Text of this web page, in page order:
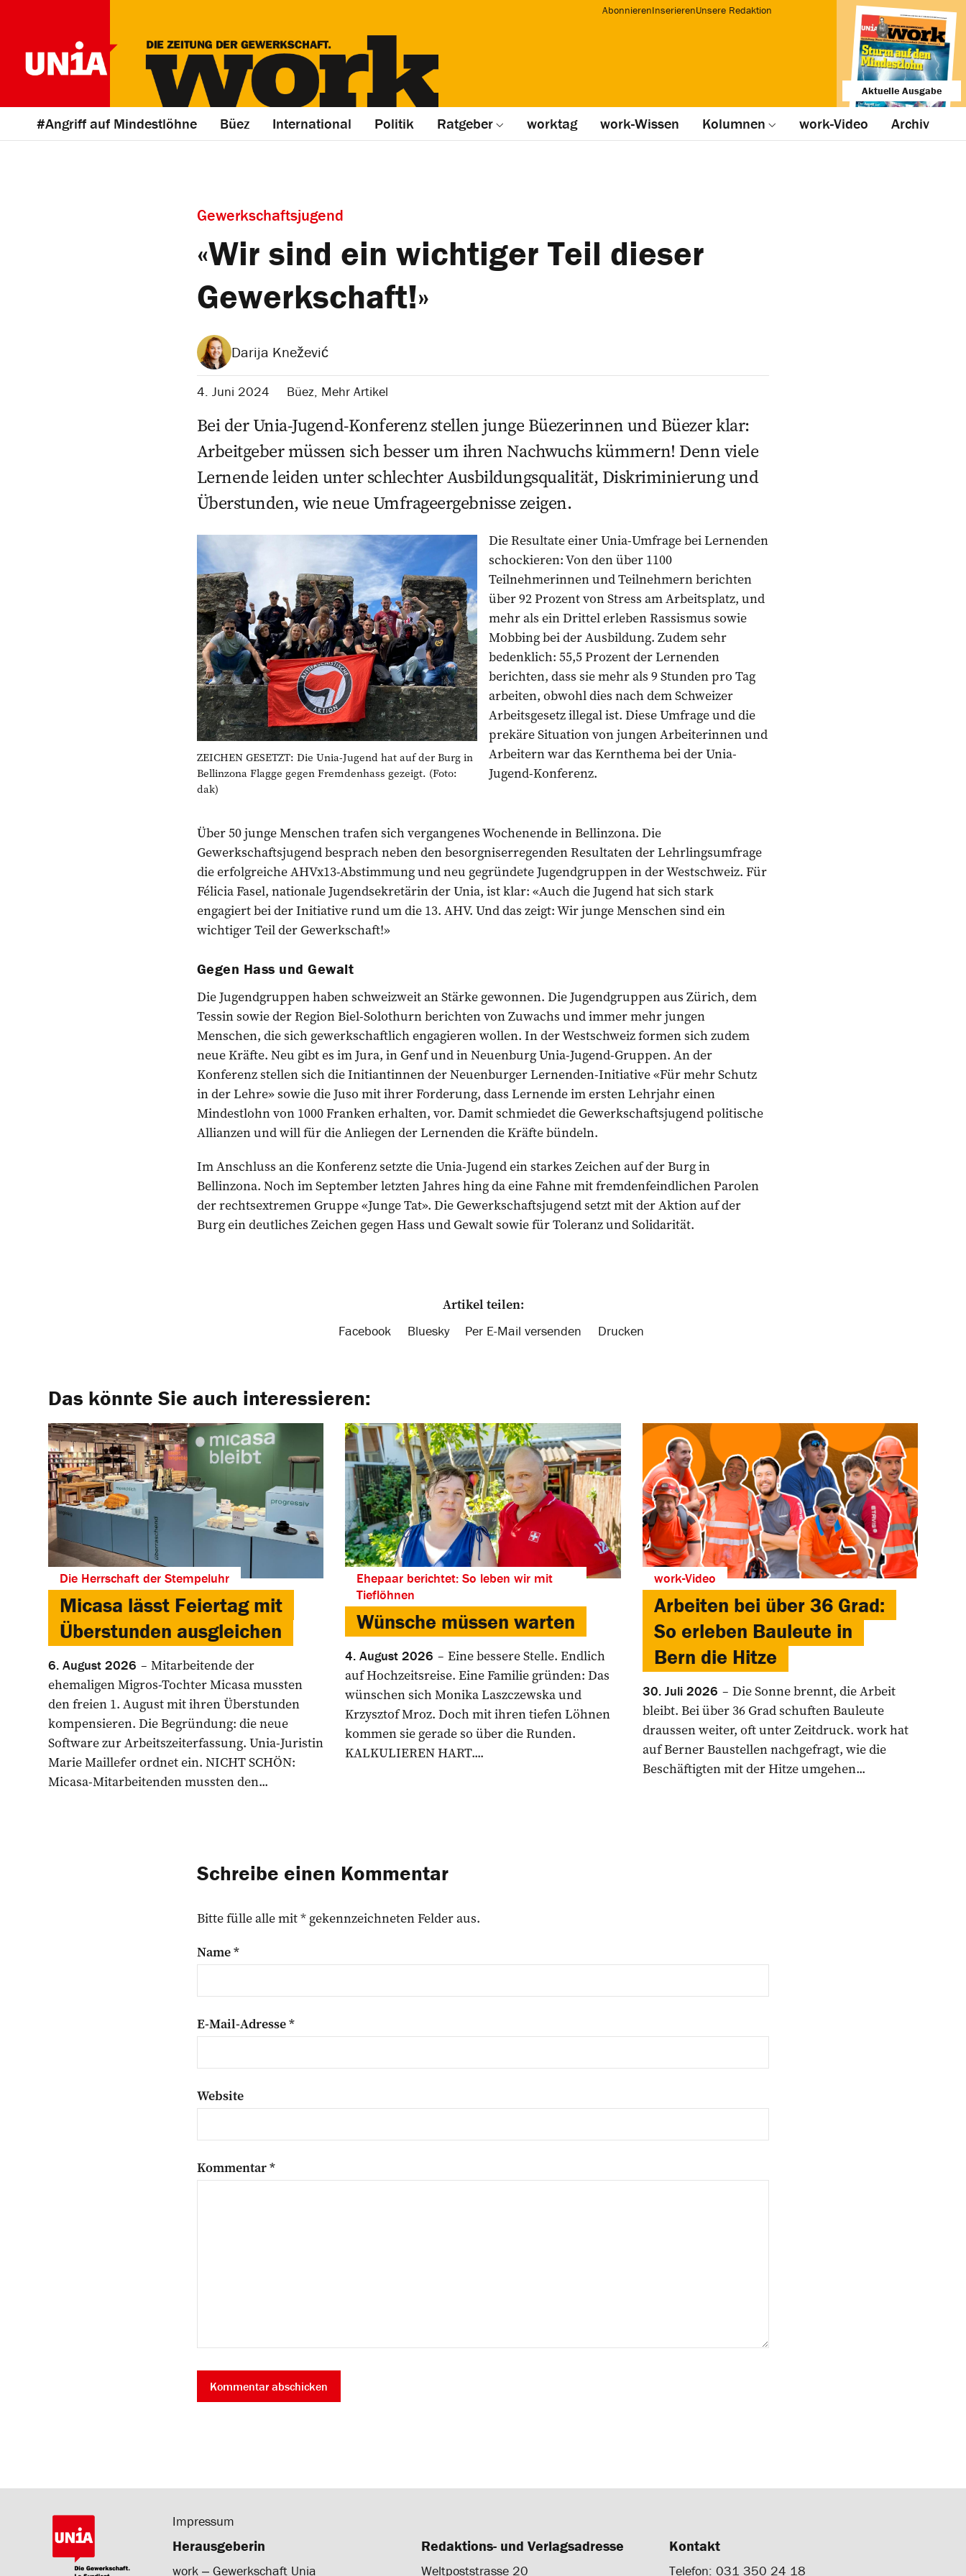
AbonnierenInserierenUnsere Redaktion
Aktuelle Ausgabe
#Angriff auf Mindestlöhne Büez International Politik Ratgeber worktag work-Wissen Kolumnen work-Video Archiv
Gewerkschaftsjugend
«Wir sind ein wichtiger Teil dieser
Gewerkschaft!»
Darija Knežević
4. Juni 2024 Büez, Mehr Artikel
Bei der Unia-Jugend-Konferenz stellen junge Büezerinnen und Büezer klar:
Arbeitgeber müssen sich besser um ihren Nachwuchs kümmern! Denn viele
Lernende leiden unter schlechter Ausbildungsqualität, Diskriminierung und
Überstunden, wie neue Umfrageergebnisse zeigen.
ZEICHEN GESETZT: Die Unia-Jugend hat auf der Burg in
Bellinzona Flagge gegen Fremdenhass gezeigt. (Foto:
dak)
Die Resultate einer Unia-Umfrage bei Lernenden
schockieren: Von den über 1100
Teilnehmerinnen und Teilnehmern berichten
über 92 Prozent von Stress am Arbeitsplatz, und
mehr als ein Drittel erleben Rassismus sowie
Mobbing bei der Ausbildung. Zudem sehr
bedenklich: 55,5 Prozent der Lernenden
berichten, dass sie mehr als 9 Stunden pro Tag
arbeiten, obwohl dies nach dem Schweizer
Arbeitsgesetz illegal ist. Diese Umfrage und die
prekäre Situation von jungen Arbeiterinnen und
Arbeitern war das Kernthema bei der Unia-
Jugend-Konferenz.
Über 50 junge Menschen trafen sich vergangenes Wochenende in Bellinzona. Die
Gewerkschaftsjugend besprach neben den besorgniserregenden Resultaten der Lehrlingsumfrage
die erfolgreiche AHVx13-Abstimmung und neu gegründete Jugendgruppen in der Westschweiz. Für
Félicia Fasel, nationale Jugendsekretärin der Unia, ist klar: «Auch die Jugend hat sich stark
engagiert bei der Initiative rund um die 13. AHV. Und das zeigt: Wir junge Menschen sind ein
wichtiger Teil der Gewerkschaft!»
Gegen Hass und Gewalt
Die Jugendgruppen haben schweizweit an Stärke gewonnen. Die Jugendgruppen aus Zürich, dem
Tessin sowie der Region Biel-Solothurn berichten von Zuwachs und immer mehr jungen
Menschen, die sich gewerkschaftlich engagieren wollen. In der Westschweiz formen sich zudem
neue Kräfte. Neu gibt es im Jura, in Genf und in Neuenburg Unia-Jugend-Gruppen. An der
Konferenz stellen sich die Initiantinnen der Neuenburger Lernenden-Initiative «Für mehr Schutz
in der Lehre» sowie die Juso mit ihrer Forderung, dass Lernende im ersten Lehrjahr einen
Mindestlohn von 1000 Franken erhalten, vor. Damit schmiedet die Gewerkschaftsjugend politische
Allianzen und will für die Anliegen der Lernenden die Kräfte bündeln.
Im Anschluss an die Konferenz setzte die Unia-Jugend ein starkes Zeichen auf der Burg in
Bellinzona. Noch im September letzten Jahres hing da eine Fahne mit fremdenfeindlichen Parolen
der rechtsextremen Gruppe «Junge Tat». Die Gewerkschaftsjugend setzt mit der Aktion auf der
Burg ein deutliches Zeichen gegen Hass und Gewalt sowie für Toleranz und Solidarität.
Artikel teilen:
Facebook Bluesky Per E-Mail versenden Drucken
Das könnte Sie auch interessieren:
Die Herrschaft der Stempeluhr
Micasa lässt Feiertag mit
Überstunden ausgleichen
6. August 2026
Mitarbeitende der
ehemaligen Migros-Tochter Micasa mussten
den freien 1. August mit ihren Überstunden
kompensieren. Die Begründung: die neue
Software zur Arbeitszeiterfassung. Unia-Juristin
Marie Maillefer ordnet ein. NICHT SCHÖN:
Micasa-Mitarbeitenden mussten den...
Ehepaar berichtet: So leben wir mit
Tieflöhnen
Wünsche müssen warten
4. August 2026
Eine bessere Stelle. Endlich
auf Hochzeitsreise. Eine Familie gründen: Das
wünschen sich Monika Laszczewska und
Krzysztof Mroz. Doch mit ihren tiefen Löhnen
kommen sie gerade so über die Runden.
KALKULIEREN HART....
work-Video
Arbeiten bei über 36 Grad:
So erleben Bauleute in
Bern die Hitze
30. Juli 2026
Die Sonne brennt, die Arbeit
bleibt. Bei über 36 Grad schuften Bauleute
draussen weiter, oft unter Zeitdruck. work hat
auf Berner Baustellen nachgefragt, wie die
Beschäftigten mit der Hitze umgehen...
Schreibe einen Kommentar
Bitte fülle alle mit * gekennzeichneten Felder aus.
Name*
E-Mail-Adresse*
Website
Kommentar*
Impressum
Herausgeberin
work ‒ Gewerkschaft Unia
Redaktions- und Verlagsadresse
Weltpoststrasse 20
Kontakt
Telefon: 031 350 24 18